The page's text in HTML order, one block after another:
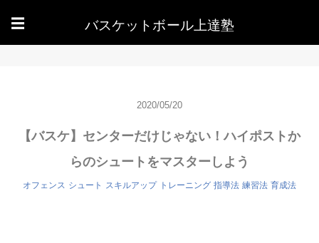
☰ バスケットボール上達塾
2020/05/20
【バスケ】センターだけじゃない！ハイポストか
らのシュートをマスターしよう
オフェンス シュート スキルアップ トレーニング 指導法 練習法 育成法